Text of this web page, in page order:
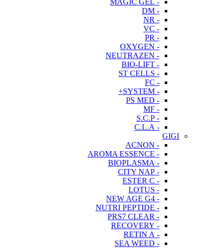
- MAGIC GEL
- DM
- NR
- VC
- PR
- OXYGEN
- NEUTRAZEN
- BIO-LIFT
- ST CELLS
- FC
- SYSTEM+
- PS MED
- MF
- S.C.P
- C.L.A
GIGI
- ACNON
- AROMA ESSENCE
- BIOPLASMA
- CITY NAP
- ESTER C
- LOTUS
- NEW AGE G4
- NUTRI PEPTIDE
- PRS7 CLEAR
- RECOVERY
- RETIN A
- SEA WEED